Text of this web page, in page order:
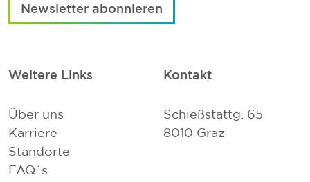
Newsletter abonnieren
Weitere Links
Über uns
Karriere
Standorte
FAQ´s
Kontakt
Schießstattg. 65
8010 Graz